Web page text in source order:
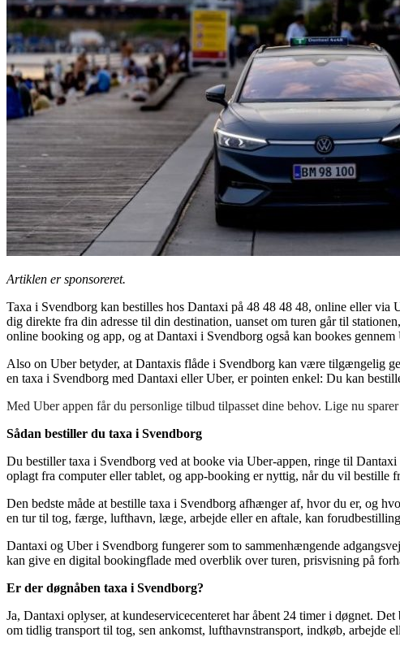
Artiklen er sponsoreret.
Taxa i Svendborg kan bestilles hos Dantaxi på 48 48 48 48, online eller
dig direkte fra din adresse til din destination, uanset om turen går til
online booking og app, og at Dantaxi i Svendborg også kan bookes gennem
Also on Uber betyder, at Dantaxis flåde i Svendborg kan være tilgængelig
en taxa i Svendborg med Dantaxi eller Uber, er pointen enkel: Du kan
Med Uber appen får du personlige tilbud tilpasset dine behov. Lige nu
Sådan bestiller du taxa i Svendborg
Du bestiller taxa i Svendborg ved at booke via Uber-appen, ringe til
oplagt fra computer eller tablet, og app-booking er nyttig, når du vil bestille
Den bedste måde at bestille taxa i Svendborg afhænger af, hvor du er, og
en tur til tog, færge, lufthavn, læge, arbejde eller en aftale, kan
Dantaxi og Uber i Svendborg fungerer som to sammenhængende
kan give en digital bookingflade med overblik over turen, prisvisning på
Er der døgnåben taxa i Svendborg?
Ja, Dantaxi oplyser, at kundeservicecenteret har åbent 24 timer i døgnet. Det
om tidlig transport til tog, sen ankomst, lufthavnstransport, indkøb, arbejde